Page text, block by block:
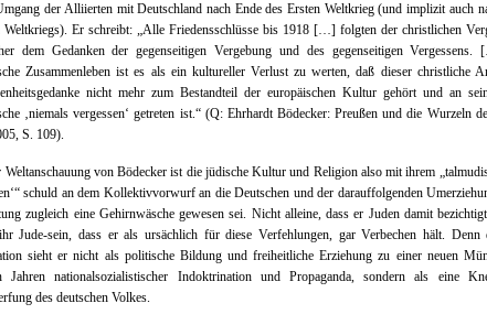
der Alliierten mit Deutschland nach Ende des Ersten Weltkrieg (und implizit auch
Weltkriegs). Er schreibt: „Alle Friedensschlüsse bis 1918 […] folgten der christlichen
dem Gedanken der gegenseitigen Vergebung und des gegenseitigen
Zusammenleben ist es als ein kultureller Verlust zu werten, daß dieser christliche
nicht mehr zum Bestandteil der europäischen Kultur gehört und an
‚niemals vergessen‘ getreten ist.“ (Q: Ehrhardt Bödecker: Preußen und die Wurzeln
S. 109).
Weltanschauung von Bödecker ist die jüdische Kultur und Religion also mit ihrem
schuld an dem Kollektivvorwurf an die Deutschen und der darauffolgenden
zugleich eine Gehirnwäsche gewesen sei. Nicht alleine, dass er Juden damit
Jude-sein, dass er als ursächlich für diese Verfehlungen, gar Verbechen hält. Denn
sieht er nicht als politische Bildung und freiheitliche Erziehung zu einer neuen
Jahren nationalsozialistischer Indoktrination und Propaganda, sondern als eine
des deutschen Volkes.